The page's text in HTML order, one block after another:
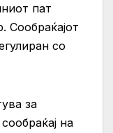
пат
Сообраќајот
со
за
на